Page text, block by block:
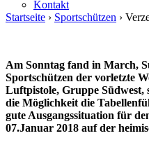
Kontakt
Startseite › Sportschützen ›
Am Sonntag fand in March,
Sportschützen der vorletzte
Luftpistole, Gruppe
die Möglichkeit die
gute Ausgangssituation für
07.Januar 2018 auf der